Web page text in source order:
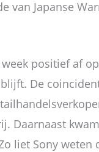
van Japanse
positief af
De
Daarnaast
liet Sony weten